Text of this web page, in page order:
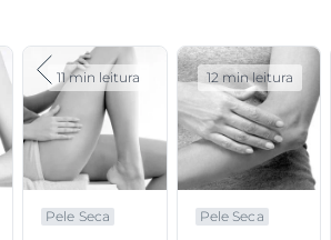
Pele Seca
11 min leitura
Pele Seca
12 min leitura